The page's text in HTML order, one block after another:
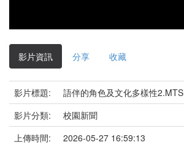
影片資訊 分享 收藏
影片標題:
語伴的角色及文化多樣性2.MTS
影片分類:
校園新聞
上傳時間:
2026-05-27 16:59:13